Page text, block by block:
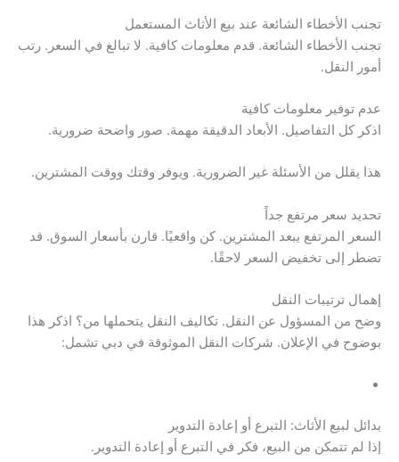
تجنب الأخطاء الشائعة عند بيع الأثاث المستعمل
تجنب الأخطاء الشائعة. قدم معلومات كافية. لا تبالغ في السعر. رتب
أمور النقل.
عدم توفير معلومات كافية
اذكر كل التفاصيل. الأبعاد الدقيقة مهمة. صور واضحة ضرورية.
هذا يقلل من الأسئلة غير الضرورية. ويوفر وقتك ووقت المشترين.
تحديد سعر مرتفع جداً
السعر المرتفع يبعد المشترين. كن واقعيًا. قارن بأسعار السوق. قد
تضطر إلى تخفيض السعر لاحقًا.
إهمال ترتيبات النقل
وضح من المسؤول عن النقل. تكاليف النقل يتحملها من؟ اذكر هذا
بوضوح في الإعلان. شركات النقل الموثوقة في دبي تشمل:
بدائل لبيع الأثاث: التبرع أو إعادة التدوير
إذا لم تتمكن من البيع، فكر في التبرع أو إعادة التدوير.